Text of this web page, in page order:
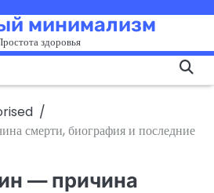
минимализм
здоровья
смерти, биография и последние
— причина